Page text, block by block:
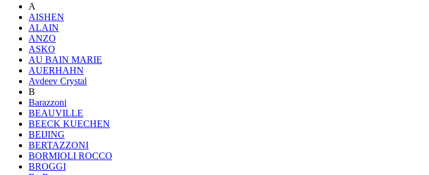
A
AISHEN
ALAIN
ANZO
ASKO
AU BAIN MARIE
AUERHAHN
Avdeev Crystal
B
Barazzoni
BEAUVILLE
BEECK KUECHEN
BEIJING
BERTAZZONI
BORMIOLI ROCCO
BROGGI